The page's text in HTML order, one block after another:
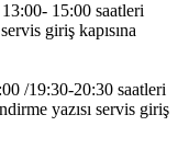
15:00 saatleri
giriş kapısına
/19:30-20:30 saatleri
yazısı servis giriş